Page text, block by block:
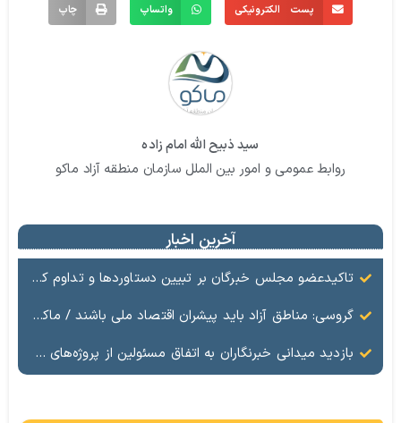
پست الکترونیکی واتساپ چاپ
سید ذبیح الله امام زاده
روابط عمومی و امور بین الملل سازمان منطقه آزاد ماکو
آخرین اخبار
تاکیدعضو مجلس خبرگان بر تبیین دستاوردها و تداوم کار جهادی در منطقه آزاد ماکو
گروسی: مناطق آزاد باید پیشران اقتصاد ملی باشند / ماکو در مسیر گشایش اقتصادی و تکمیل زیرساخت‌ها
بازدید میدانی خبرنگاران به اتفاق مسئولین از پروژه‌های مرزی